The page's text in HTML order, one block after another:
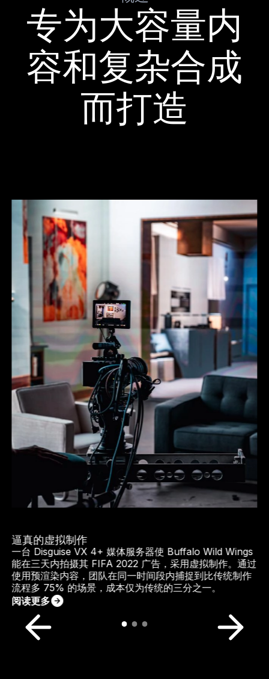
专为大容量内
容和复杂合成
而打造
逼真的虚拟制作
一台 Disguise VX 4+ 媒体服务器使 Buffalo Wild Wings
能在三天内拍摄其 FIFA 2022 广告，采用虚拟制作。通过
使用预渲染内容，团队在同一时间段内捕捉到比传统制作
流程多 75% 的场景，成本仅为传统的三分之一。
阅读更多